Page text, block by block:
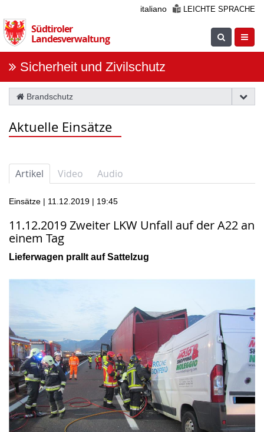
Sie
die
Navigation
italiano LEICHTE SPRACHE
Südtiroler
Landesverwaltung
Suche
Sicherheit und Zivilschutz
Brandschutz
Aktuelle Einsätze
Artikel Video Audio
Einsätze | 11.12.2019 | 19:45
11.12.2019 Zweiter LKW Unfall auf der A22 an
einem Tag
Lieferwagen prallt auf Sattelzug